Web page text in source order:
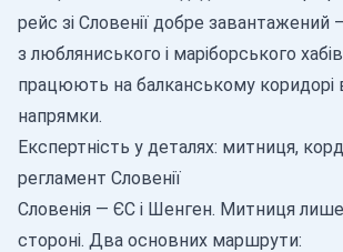
рейс зі Словенії добре завантажений
з любляниського і маріборського
працюють на балканському коридорі
напрямки.
Експертність у деталях: митниця,
регламент Словенії
Словенія — ЄС і Шенген. Митниця лише
стороні. Два основних маршрути: